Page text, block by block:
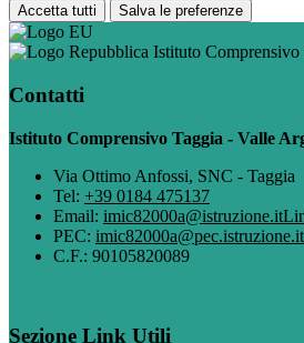
Accetta tutti Salva le preferenze
Istituto
Contatti
Istituto Comprensivo Taggia - Valle
Via Ottimo Anfossi, SNC - Taggia
Tel: +39 0184 475137
Email: imic82000a@istruzione.it
PEC: imic82000a@pec.istruzione.it
C.F.: 90105820089
Sezione Link Utili